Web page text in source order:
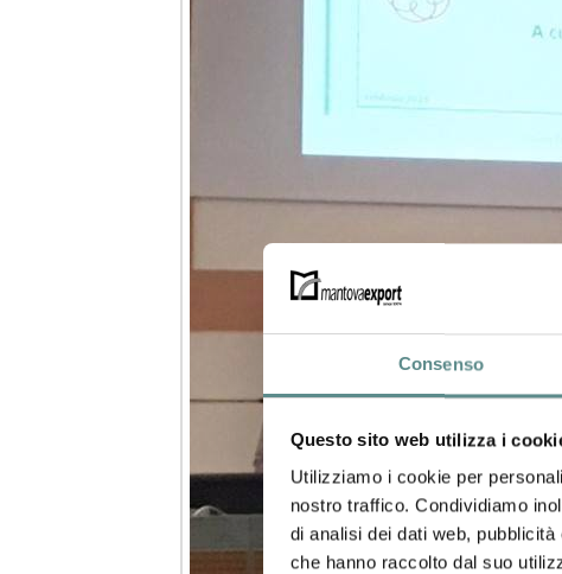
Consenso
Questo sito web utilizza i
Utilizziamo i cookie per
nostro traffico. Condividiamo
di analisi dei dati web,
che hanno raccolto dal suo